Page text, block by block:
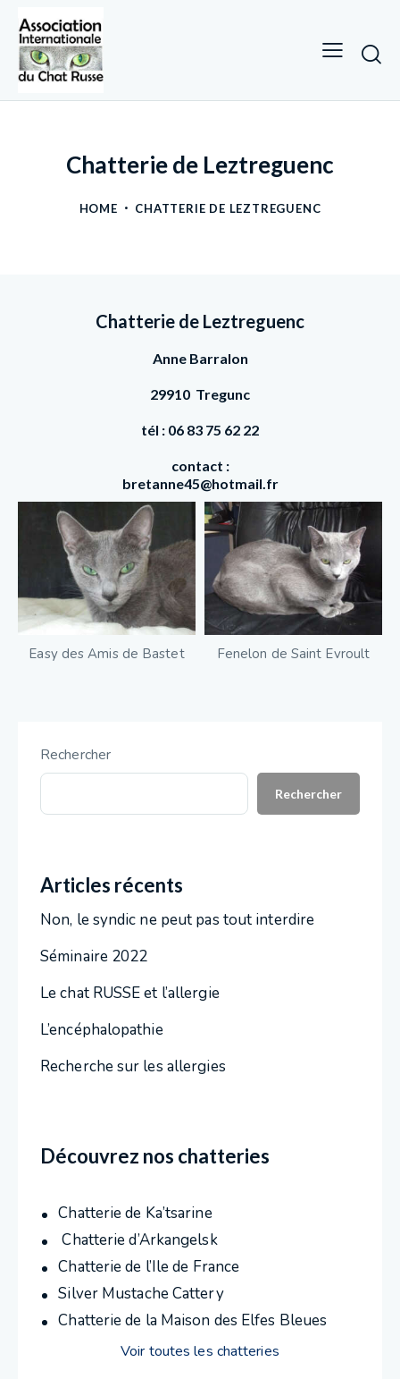
Chatterie de Leztreguenc
HOME CHATTERIE DE LEZTREGUENC
Chatterie de Leztreguenc
Anne Barralon
29910 Tregunc
tél : 06 83 75 62 22
contact :
bretanne45@hotmail.fr
Easy des Amis de Bastet Fenelon de Saint Evroult
Rechercher
Rechercher
Articles récents
Non, le syndic ne peut pas tout interdire
Séminaire 2022
Le chat RUSSE et l’allergie
L’encéphalopathie
Recherche sur les allergies
Découvrez nos chatteries
Chatterie de Ka’tsarine
Chatterie d’Arkangelsk
Chatterie de l’Ile de France
Silver Mustache Cattery
Chatterie de la Maison des Elfes Bleues
Voir toutes les chatteries